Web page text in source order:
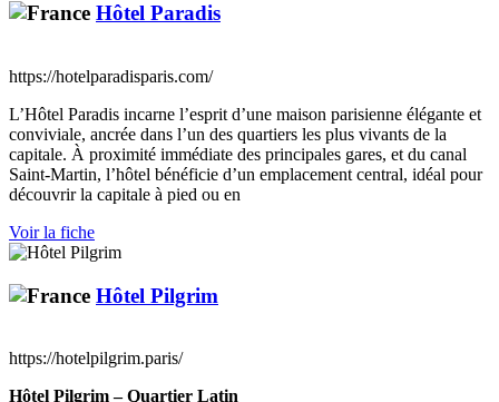
Hôtel Paradis
https://hotelparadisparis.com/
L’Hôtel Paradis incarne l’esprit d’une maison parisienne élégante et
conviviale, ancrée dans l’un des quartiers les plus vivants de la
capitale. À proximité immédiate des principales gares, et du canal
Saint-Martin, l’hôtel bénéficie d’un emplacement central, idéal pour
découvrir la capitale à pied ou en
Voir la fiche
Hôtel Pilgrim
https://hotelpilgrim.paris/
Hôtel Pilgrim – Quartier Latin